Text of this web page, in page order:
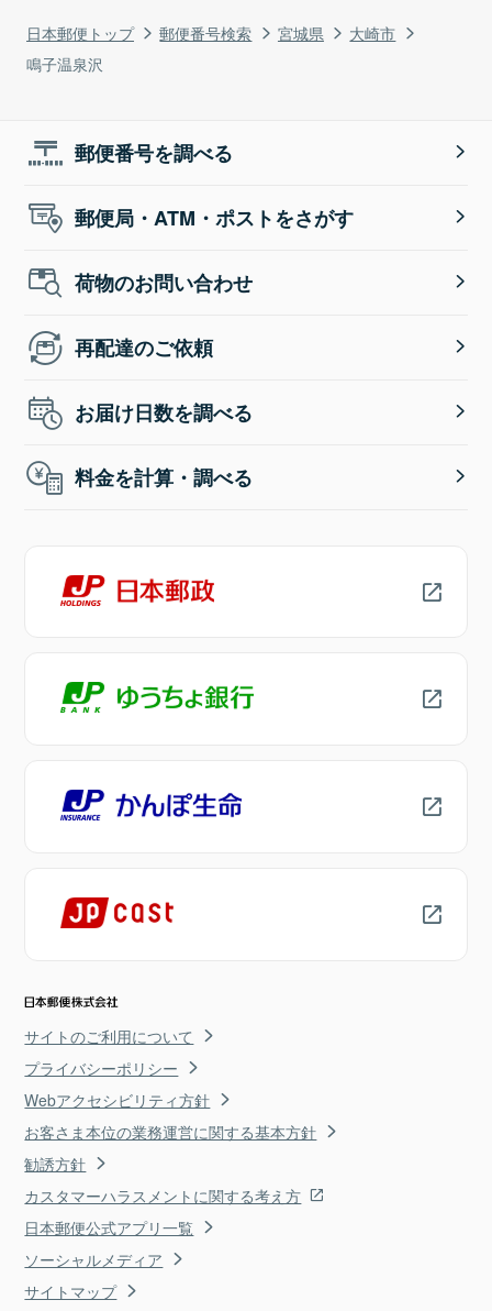
日本郵便トップ 郵便番号検索 宮城県
大崎市
鳴子温泉沢
郵便番号を調べる
郵便局・ATM・ポストをさがす
荷物のお問い合わせ
再配達のご依頼
お届け日数を調べる
料金を計算・調べる
サイトのご利用について
プライバシーポリシー
Webアクセシビリティ方針
お客さま本位の業務運営に関する基本方針
勧誘方針
カスタマーハラスメントに関する考え方
日本郵便公式アプリ一覧
ソーシャルメディア
サイトマップ